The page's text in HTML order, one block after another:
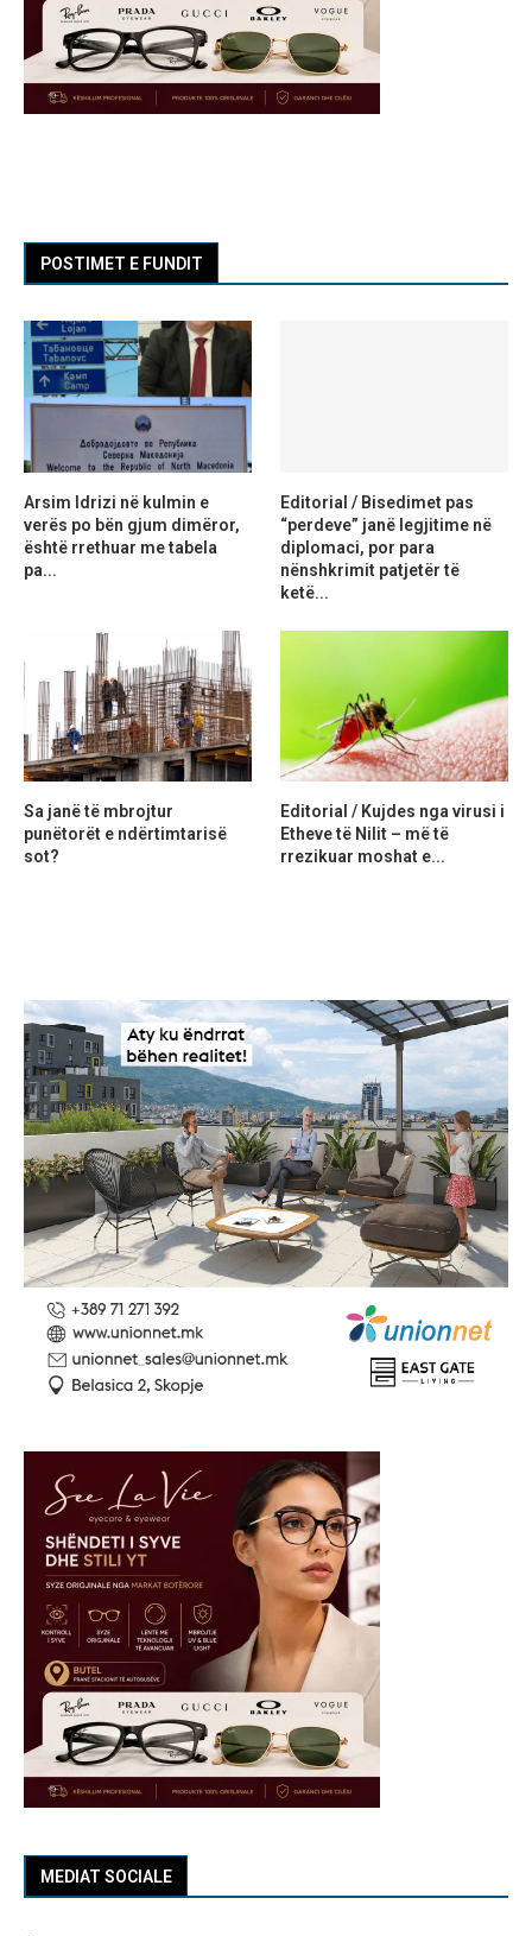
MEDIAT SOCIALE
POSTIMET E FUNDIT
Arsim Idrizi në kulmin e
verës po bën gjum dimëror,
është rrethuar me tabela
pa...
Editorial / Bisedimet pas
“perdeve” janë legjitime në
diplomaci, por para
nënshkrimit patjetër të
ketë...
Sa janë të mbrojtur
punëtorët e ndërtimtarisë
sot?
Editorial / Kujdes nga virusi i
Etheve të Nilit – më të
rrezikuar moshat e...